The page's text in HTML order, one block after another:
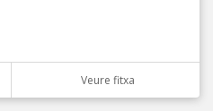
Veure fitxa